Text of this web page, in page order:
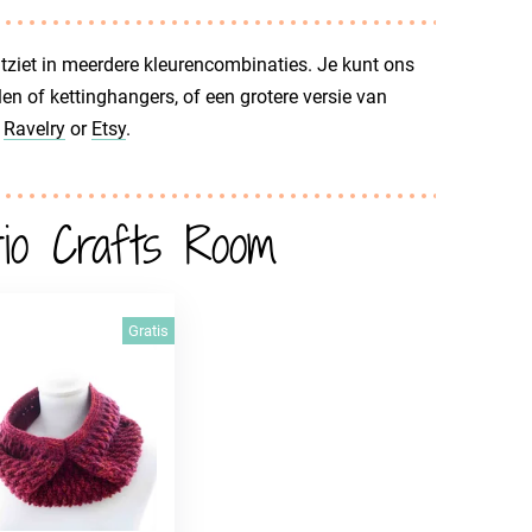
in meerdere kleurencombinaties. Je kunt ons
of kettinghangers, of een grotere versie van
Ravelryor Etsy.
Crafts Room
Gratis